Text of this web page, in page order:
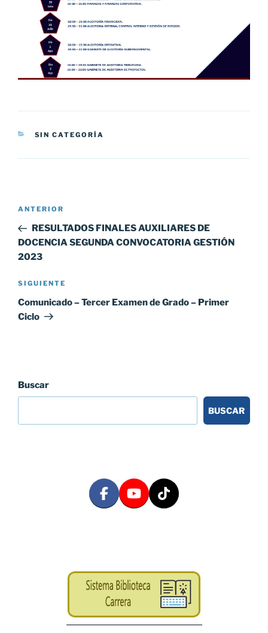
CATEGORÍAS
SIN CATEGORÍA
Navegación
entradas
Entrada
anterior:
ANTERIOR
RESULTADOS FINALES AUXILIARES DE
DOCENCIA SEGUNDA CONVOCATORIA GESTIÓN
2023
Siguiente
entrada
SIGUIENTE
Comunicado – Tercer Examen de Grado – Primer
Ciclo
Buscar
BUSCAR